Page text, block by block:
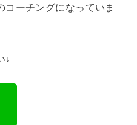
ーチングになっていま
↓